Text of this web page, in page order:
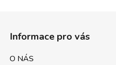
Informace pro vás
O NÁS